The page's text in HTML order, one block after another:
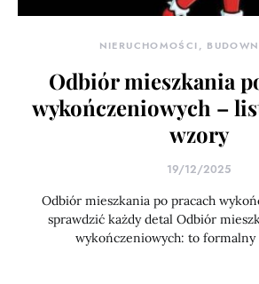
NIERUCHOMOŚCI,
Odbiór mieszkania
wykończeniowych –
wzory
19/12/2025
Odbiór mieszkania po pracach
sprawdzić każdy detal Odbiór
wykończeniowych: to